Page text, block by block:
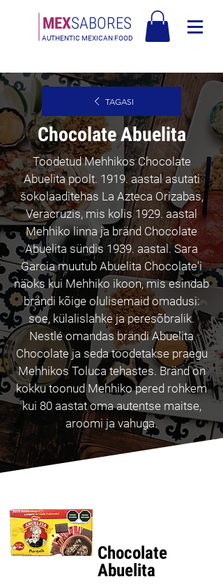
MEXSABORES
AUTHENTIC MEXICAN FOOD
TAGASI
Chocolate Abuelita
Toodetud Mehhikos Chocolate
Abuelita poolt. 1919. aastal asutati
šokolaaditehas La Azteca Orizabas,
Veracruzis, mis kolis 1929. aastal
Mehhiko linna ja bränd Chocolate
Abuelita sündis 1939. aastal. Sara
Garcia muutub Abuelita Chocolate'i
näoks kui Mehhiko ikoon, mis esindab
brändi kõige olulisemaid omadusi:
soe, külalislahke ja peresõbralik.
Nestlé omandas brändi Abuelita
Chocolate ja seda toodetakse praegu
Mehhikos Toluca tehastes. Bränd on
kokku toonud Mehhiko pered rohkem
kui 80 aastat oma autentse maitse,
aroomi ja vahuga.
Chocolate
Abuelita